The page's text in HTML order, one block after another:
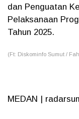
dan Penguatan
Pelaksanaan
Tahun 2025.
(Ft: Diskominfo Sumut /
MEDAN |